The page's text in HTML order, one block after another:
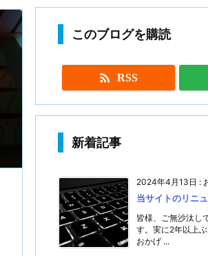
このブログを購読
 RSS
新着記事
2024年4月13日 :
当サイトのリニ
皆様、ご無沙汰し
す。実に2年以上ぶ
おかげ ...